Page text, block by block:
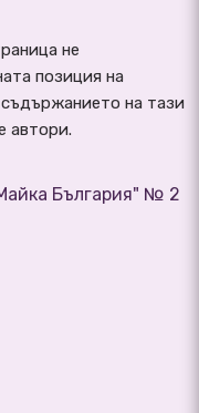
не
позиция на
на тази
автори.
България" № 2